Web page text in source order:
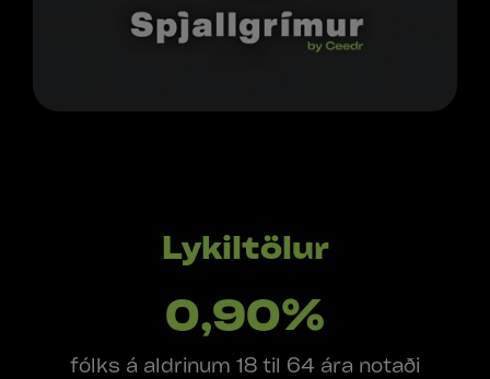
Lykiltölur
0,90%
fólks á aldrinum 18 til 64 ára notaði